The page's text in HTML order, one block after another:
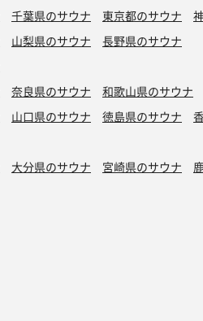
千葉県のサウナ 東京都のサウナ
山梨県のサウナ 長野県のサウナ
奈良県のサウナ 和歌山県のサウナ
山口県のサウナ 徳島県のサウナ
大分県のサウナ 宮崎県のサウナ